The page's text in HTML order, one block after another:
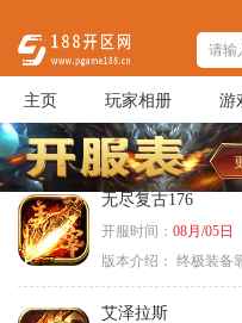
主页 玩家相册 游
无尽复古176
开服时间： 08月/05日
版本介绍： 终极装备
艾泽拉斯